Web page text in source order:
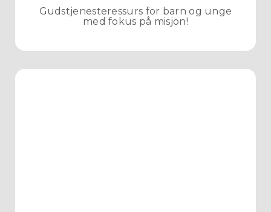
Gudstjenesteressurs for barn og unge
med fokus på misjon!